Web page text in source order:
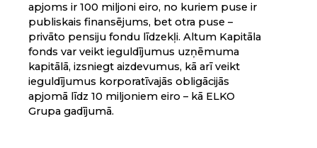
apjoms ir 100 miljoni eiro, no kuriem puse ir
publiskais finansējums, bet otra puse –
privāto pensiju fondu līdzekļi. Altum Kapitāla
fonds var veikt ieguldījumus uzņēmuma
kapitālā, izsniegt aizdevumus, kā arī veikt
ieguldījumus korporatīvajās obligācijās
apjomā līdz 10 miljoniem eiro – kā ELKO
Grupa gadījumā.